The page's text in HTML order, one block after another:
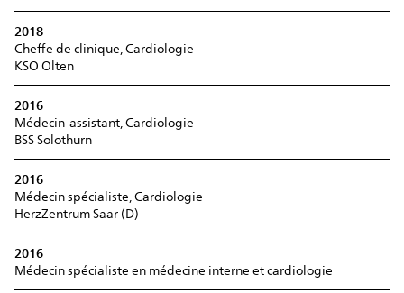
2018
Cheffe de clinique, Cardiologie
KSO Olten
2016
Médecin-assistant, Cardiologie
BSS Solothurn
2016
Médecin spécialiste, Cardiologie
HerzZentrum Saar (D)
2016
Médecin spécialiste en médecine interne et cardiologie